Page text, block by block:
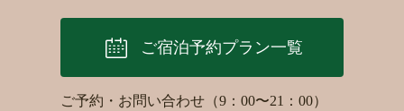
ご宿泊予約プラン一覧
ご予約・お問い合わせ（9：00〜21：00）